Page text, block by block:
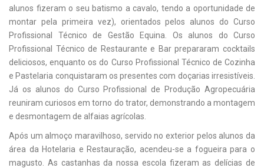
alunos fizeram o seu batismo a cavalo, tendo a oportunidade de
montar pela primeira vez), orientados pelos alunos do Curso
Profissional Técnico de Gestão Equina. Os alunos do Curso
Profissional Técnico de Restaurante e Bar prepararam cocktails
deliciosos, enquanto os do Curso Profissional Técnico de Cozinha
e Pastelaria conquistaram os presentes com doçarias irresistíveis.
Já os alunos do Curso Profissional de Produção Agropecuária
reuniram curiosos em torno do trator, demonstrando a montagem
e desmontagem de alfaias agrícolas.
Após um almoço maravilhoso, servido no exterior pelos alunos da
área da Hotelaria e Restauração, acendeu-se a fogueira para o
magusto. As castanhas da nossa escola fizeram as delícias de